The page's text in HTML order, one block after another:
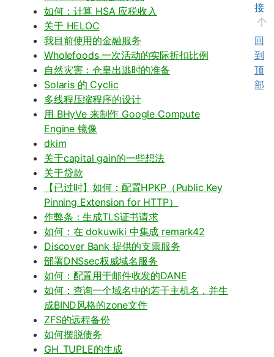
如何：计算 HSA 应税收入
关于 HELOC
我目前使用的金融服务
Wholefoods 一次活动的实际折扣比例
自然灾害：仓皇出逃时的准备
Solaris 的 Cyclic
多线程压缩程序的设计
用 BHyVe 来制作 Google Compute
Engine 镜像
dkim
关于capital gain的一些想法
关于贷款
【已过时】如何：配置HPKP（Public Key
Pinning Extension for HTTP）
作弊条：生成TLS证书请求
如何：在 dokuwiki 中集成 remark42
Discover Bank 提供的支票服务
部署DNSsec权威域名服务
如何：配置用于邮件收发的DANE
如何：查询一个域名中的若干主机名，并生
成BIND风格的zone文件
ZFS的远程备份
如何摆脱债务
GH_TUPLE的生成
接
回
到
顶
部